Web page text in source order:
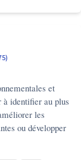
et
à identifier au plus
les
ou développer